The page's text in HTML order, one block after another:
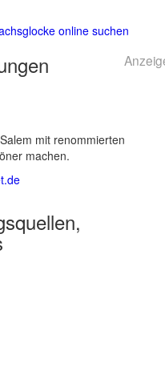
online suchen
mit renommierten
machen.